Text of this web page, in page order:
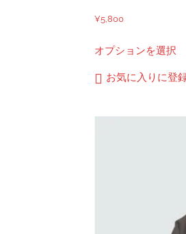
¥5,800
オプションを選択の
商
エ
お気に入りに登